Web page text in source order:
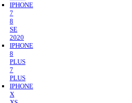
IPHONE
7
8
SE
2020
IPHONE
8
PLUS
7
PLUS
IPHONE
X